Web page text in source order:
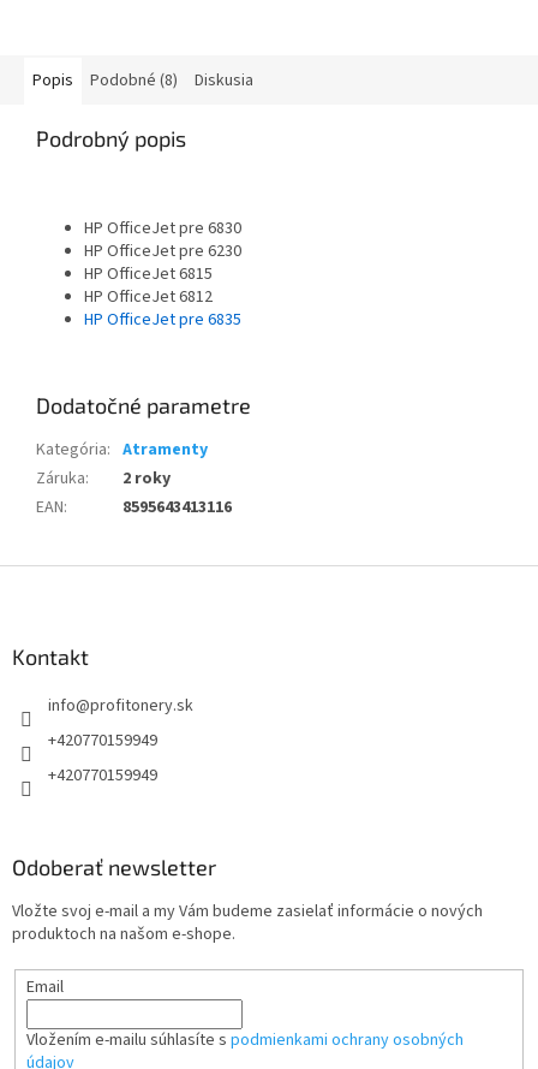
Popis Podobné (8) Diskusia
Podrobný popis
HP OfficeJet pre 6830
HP OfficeJet pre 6230
HP OfficeJet 6815
HP OfficeJet 6812
HP OfficeJet pre 6835
Dodatočné parametre
Kategória: Atramenty
Záruka:
2 roky
EAN: 8595643413116
Kontakt
info@profitonery.sk
+420770159949
+420770159949
Odoberať newsletter
Vložte svoj e-mail a my Vám budeme zasielať informácie o nových
produktoch na našom e-shope.
Email
Vložením e-mailu súhlasíte s podmienkami ochrany osobných
údajov